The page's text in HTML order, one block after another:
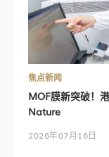
焦点新闻
MOF膜新突破！
Nature
2026年07月16日